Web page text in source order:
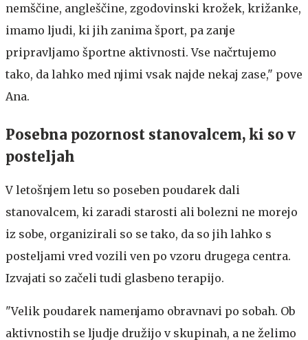
nemščine, angleščine, zgodovinski krožek, križanke,
imamo ljudi, ki jih zanima šport, pa zanje
pripravljamo športne aktivnosti. Vse načrtujemo
tako, da lahko med njimi vsak najde nekaj zase," pove
Ana.
Posebna pozornost stanovalcem, ki so v
posteljah
V letošnjem letu so poseben poudarek dali
stanovalcem, ki zaradi starosti ali bolezni ne morejo
iz sobe, organizirali so se tako, da so jih lahko s
posteljami vred vozili ven po vzoru drugega centra.
Izvajati so začeli tudi glasbeno terapijo.
"Velik poudarek namenjamo obravnavi po sobah. Ob
aktivnostih se ljudje družijo v skupinah, a ne želimo